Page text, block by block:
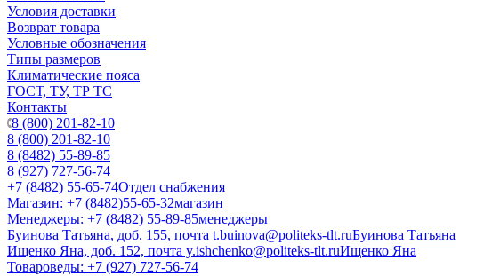
Условия доставки
Возврат товара
Условные обозначения
Типы размеров
Климатические пояса
ГОСТ, ТУ, ТР ТС
Контакты
8 (800) 201-82-10
8 (800) 201-82-10
8 (8482) 55-89-85
8 (927) 727-56-74
+7 (8482) 55-65-74Отдел снабжения
Магазин: +7 (8482)55-65-32магазин
Менеджеры: +7 (8482) 55-89-85менеджеры
Буинова Татьяна, доб. 155, почта t.buinova@politeks-tlt.ruБуинова Татьяна
Ищенко Яна, доб. 152, почта y.ishchenko@politeks-tlt.ruИщенко Яна
Товароведы: +7 (927) 727-56-74